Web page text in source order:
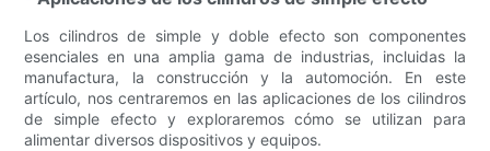
Los cilindros de simple y doble efecto son componentes
esenciales en una amplia gama de industrias, incluidas la
manufactura, la construcción y la automoción. En este
artículo, nos centraremos en las aplicaciones de los cilindros
de simple efecto y exploraremos cómo se utilizan para
alimentar diversos dispositivos y equipos.